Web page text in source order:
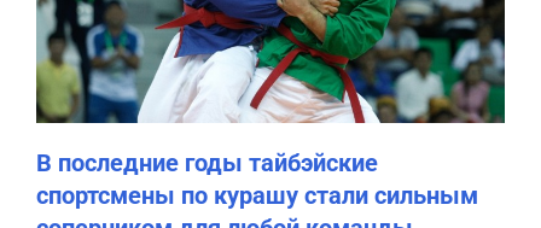
В последние годы тайбэйские
спортсмены по курашу стали сильным